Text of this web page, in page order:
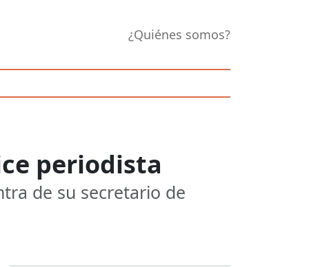
¿Quiénes somos?
periodista
de su secretario de